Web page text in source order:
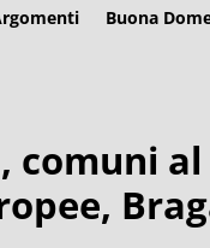
Buona
comuni